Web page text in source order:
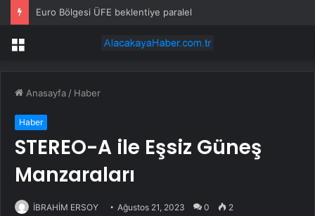
Euro Bölgesi ÜFE beklentiye paralel
Menü
Anasayfa / Haber
Haber
STEREO-A ile Eşsiz Güneş
Manzaraları
İBRAHİM ERSOY Ağustos 21, 2023 0 2